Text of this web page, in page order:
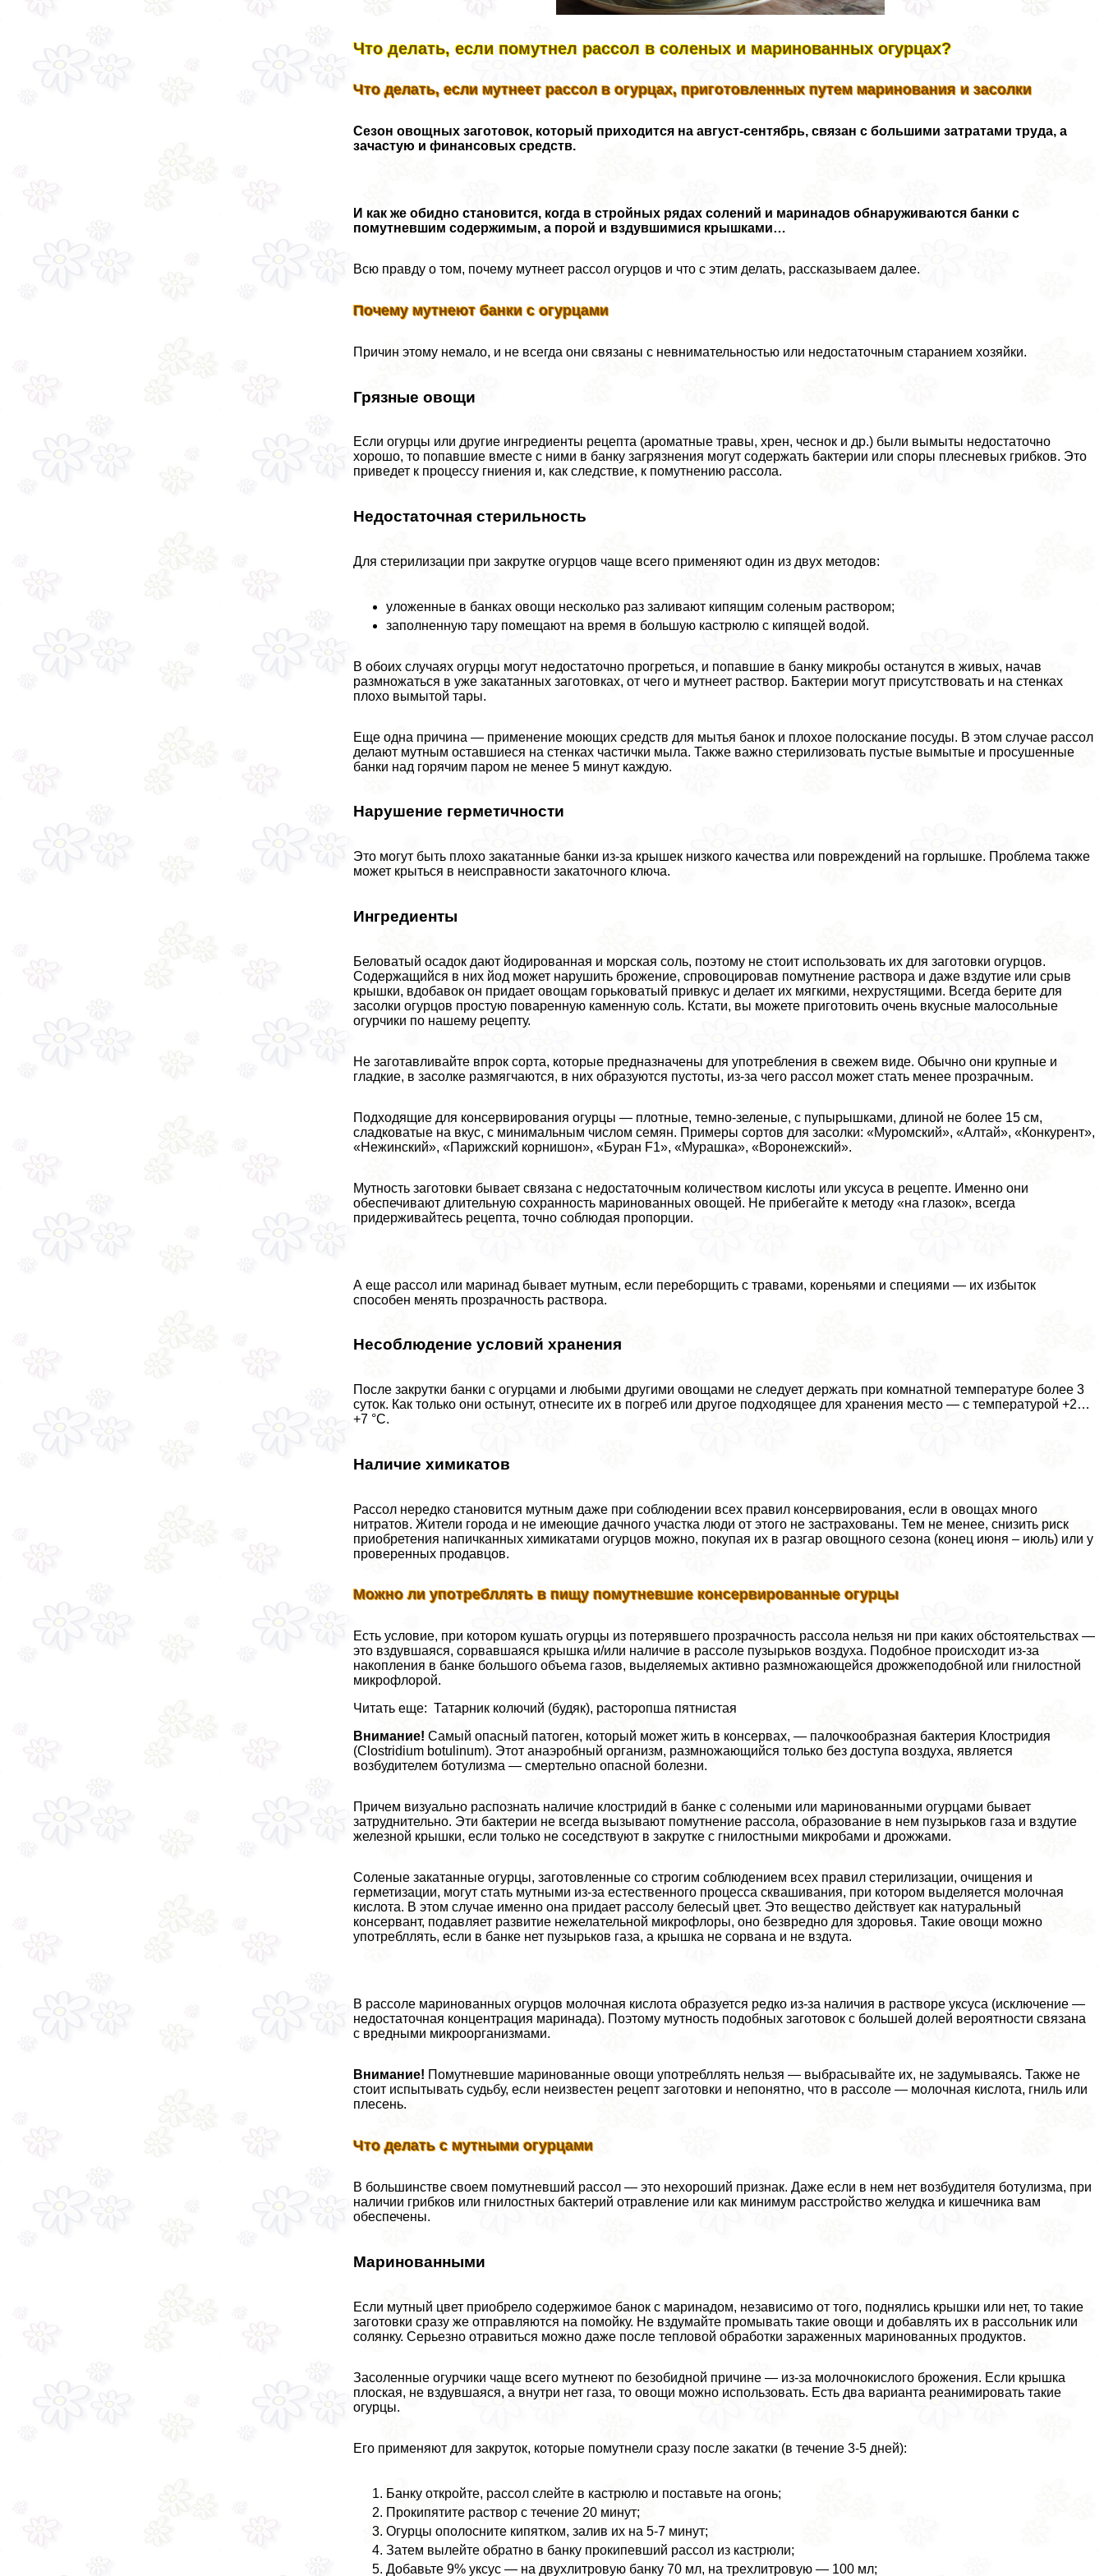
Что делать, если помутнел рассол в соленых и маринованных огурцах?
Что делать, если мутнеет рассол в огурцах, приготовленных путем маринования и засолки
Сезон овощных заготовок, который приходится на август-сентябрь, связан с большими затратами труда, а
зачастую и финансовых средств.
И как же обидно становится, когда в стройных рядах солений и маринадов обнаруживаются банки с
помутневшим содержимым, а порой и вздувшимися крышками…
Всю правду о том, почему мутнеет рассол огурцов и что с этим делать, рассказываем далее.
Почему мутнеют банки с огурцами
Причин этому немало, и не всегда они связаны с невнимательностью или недостаточным старанием хозяйки.
Грязные овощи
Если огурцы или другие ингредиенты рецепта (ароматные травы, хрен, чеснок и др.) были вымыты недостаточно
хорошо, то попавшие вместе с ними в банку загрязнения могут содержать бактерии или споры плесневых грибков. Это
приведет к процессу гниения и, как следствие, к помутнению рассола.
Недостаточная стерильность
Для стерилизации при закрутке огурцов чаще всего применяют один из двух методов:
уложенные в банках овощи несколько раз заливают кипящим соленым раствором;
заполненную тару помещают на время в большую кастрюлю с кипящей водой.
В обоих случаях огурцы могут недостаточно прогреться, и попавшие в банку микробы останутся в живых, начав
размножаться в уже закатанных заготовках, от чего и мутнеет раствор. Бактерии могут присутствовать и на стенках
плохо вымытой тары.
Еще одна причина — применение моющих средств для мытья банок и плохое полоскание посуды. В этом случае рассол
делают мутным оставшиеся на стенках частички мыла. Также важно стерилизовать пустые вымытые и просушенные
банки над горячим паром не менее 5 минут каждую.
Нарушение герметичности
Это могут быть плохо закатанные банки из-за крышек низкого качества или повреждений на горлышке. Проблема также
может крыться в неисправности закаточного ключа.
Ингредиенты
Беловатый осадок дают йодированная и морская соль, поэтому не стоит использовать их для заготовки огурцов.
Содержащийся в них йод может нарушить брожение, спровоцировав помутнение раствора и даже вздутие или срыв
крышки, вдобавок он придает овощам горьковатый привкус и делает их мягкими, нехрустящими. Всегда берите для
засолки огурцов простую поваренную каменную соль. Кстати, вы можете приготовить очень вкусные малосольные
огурчики по нашему рецепту.
Не заготавливайте впрок сорта, которые предназначены для употрeбления в свежем виде. Обычно они крупные и
гладкие, в засолке размягчаются, в них образуются пустоты, из-за чего рассол может стать менее прозрачным.
Подходящие для консервирования огурцы — плотные, темно-зеленые, с пупырышками, длиной не более 15 см,
сладковатые на вкус, с минимальным числом семян. Примеры сортов для засолки: «Муромский», «Алтай», «Конкурент»,
«Нежинский», «Парижский корнишон», «Буран F1», «Мурашка», «Воронежский».
Мутность заготовки бывает связана с недостаточным количеством кислоты или уксуса в рецепте. Именно они
обеспечивают длительную сохранность маринованных овощей. Не прибегайте к методу «на глазок», всегда
придерживайтесь рецепта, точно соблюдая пропорции.
А еще рассол или маринад бывает мутным, если переборщить с травами, кореньями и специями — их избыток
способен менять прозрачность раствора.
Несоблюдение условий хранения
После закрутки банки с огурцами и любыми другими овощами не следует держать при комнатной температуре более 3
суток. Как только они остынут, отнесите их в погреб или другое подходящее для хранения место — с температурой +2…
+7 °C.
Наличие химикатов
Рассол нередко становится мутным даже при соблюдении всех правил консервирования, если в овощах много
нитратов. Жители города и не имеющие дачного участка люди от этого не застрахованы. Тем не менее, снизить риск
приобретения напичканных химикатами огурцов можно, покупая их в разгар овощного сезона (конец июня – июль) или у
проверенных продавцов.
Можно ли употрeбллять в пищу помутневшие консервированные огурцы
Есть условие, при котором кушать огурцы из потерявшего прозрачность рассола нельзя ни при каких обстоятельствах —
это вздувшаяся, сорвавшаяся крышка и/или наличие в рассоле пузырьков воздуха. Подобное происходит из-за
накопления в банке большого объема газов, выделяемых активно размножающейся дрожжеподобной или гнилостной
микрофлорой.
Читать еще: Татарник колючий (будяк), расторопша пятнистая
Внимание! Самый опасный патоген, который может жить в консервах, — палочкообразная бактерия Клостридия
(Clostridium botulinum). Этот анаэробный организм, размножающийся только без доступа воздуха, является
возбудителем ботулизма — cмepтельно опасной болезни.
Причем визуально распознать наличие клостридий в банке с солеными или маринованными огурцами бывает
затруднительно. Эти бактерии не всегда вызывают помутнение рассола, образование в нем пузырьков газа и вздутие
железной крышки, если только не соседствуют в закрутке с гнилостными микробами и дрожжами.
Соленые закатанные огурцы, заготовленные со строгим соблюдением всех правил стерилизации, очищения и
герметизации, могут стать мутными из-за естественного процесса сквашивания, при котором выделяется молочная
кислота. В этом случае именно она придает рассолу белесый цвет. Это вещество действует как натуральный
консервант, подавляет развитие нежелательной микрофлоры, оно безвредно для здоровья. Такие овощи можно
употрeбллять, если в банке нет пузырьков газа, а крышка не сорвана и не вздута.
В рассоле маринованных огурцов молочная кислота образуется редко из-за наличия в растворе уксуса (исключение —
недостаточная концентрация маринада). Поэтому мутность подобных заготовок с большей долей вероятности связана
с вредными микроорганизмами.
Внимание! Помутневшие маринованные овощи употрeбллять нельзя — выбрасывайте их, не задумываясь. Также не
стоит испытывать судьбу, если неизвестен рецепт заготовки и непонятно, что в рассоле — молочная кислота, гниль или
плесень.
Что делать с мутными огурцами
В большинстве своем помутневший рассол — это нехороший признак. Даже если в нем нет возбудителя ботулизма, при
наличии грибков или гнилостных бактерий отравление или как минимум расстройство желудка и кишечника вам
обеспечены.
Маринованными
Если мутный цвет приобрело содержимое банок с маринадом, независимо от того, поднялись крышки или нет, то такие
заготовки сразу же отправляются на помойку. Не вздумайте промывать такие овощи и добавлять их в рассольник или
солянку. Серьезно отравиться можно даже после тепловой обработки зараженных маринованных продуктов.
Засоленные огурчики чаще всего мутнеют по безобидной причине — из-за молочнокислого брожения. Если крышка
плоская, не вздувшаяся, а внутри нет газа, то овощи можно использовать. Есть два варианта реанимировать такие
огурцы.
Его применяют для закруток, которые помутнели сразу после закатки (в течение 3-5 дней):
Банку откройте, рассол слейте в кастрюлю и поставьте на огонь;
Прокипятите раствор с течение 20 минут;
Огурцы ополосните кипятком, залив их на 5-7 минут;
Затем вылейте обратно в банку прокипевший рассол из кастрюли;
Добавьте 9% уксус — на двухлитровую банку 70 мл, на трехлитровую — 100 мл;